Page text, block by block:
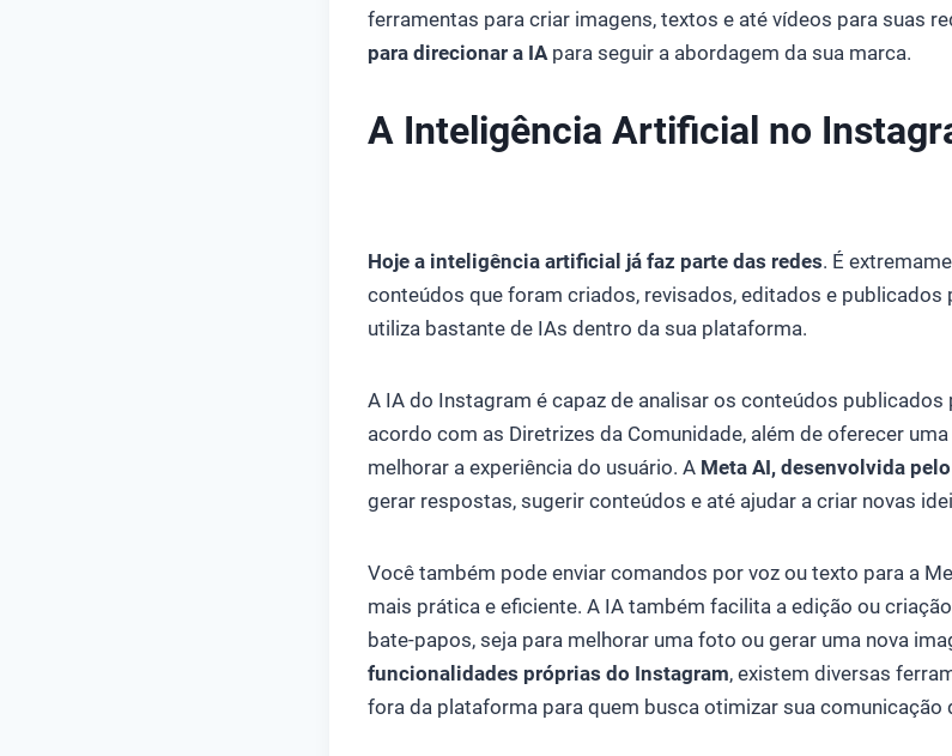
ferramentas para criar imagens, textos e até vídeos para suas
para direcionar a IA para seguir a abordagem da sua marca.
A Inteligência Artificial no
Hoje a inteligência artificial já faz parte das redes. É
conteúdos que foram criados, revisados, editados e
utiliza bastante de IAs dentro da sua plataforma.
A IA do Instagram é capaz de analisar os conteúdos publicados
acordo com as Diretrizes da Comunidade, além de oferecer
melhorar a experiência do usuário. A Meta AI, desenvolvida
gerar respostas, sugerir conteúdos e até ajudar a criar novas
Você também pode enviar comandos por voz ou texto para a
mais prática e eficiente. A IA também facilita a edição ou
bate-papos, seja para melhorar uma foto ou gerar uma nova
funcionalidades próprias do Instagram, existem diversas
fora da plataforma para quem busca otimizar sua comunicação